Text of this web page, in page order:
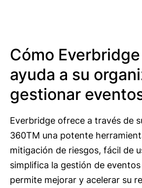
Cómo
ayuda a su
gestionar
Everbridge ofrece a través de
360TM una potente
mitigación de riesgos, fácil de
simplifica la gestión de
permite mejorar y acelerar su